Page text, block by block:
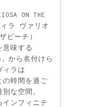
ON THE
ィラ ヴァリオ
ビーチ）
意味する
から名付けら
ィラは
の時間を過ご
な空間。
インフィニテ